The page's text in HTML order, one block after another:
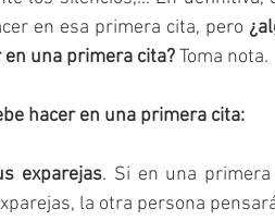
en esa primera cita, pero
una primera cita? Toma nota.
hacer en una primera cita:
exparejas. Si en una
la otra persona